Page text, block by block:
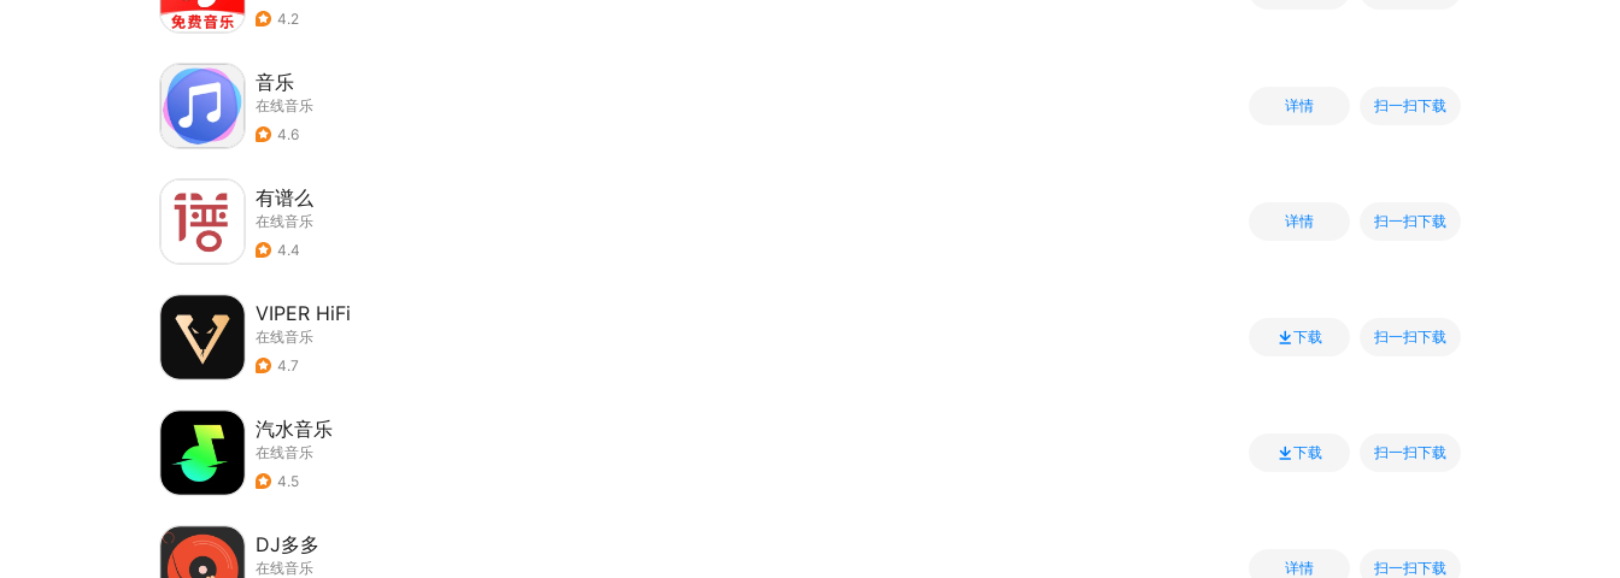
4.2
音乐
在线音乐
4.6
详情 扫一扫下载
有谱么
在线音乐
4.4
详情 扫一扫下载
VIPER HiFi
在线音乐
4.7
下载 扫一扫下载
汽水音乐
在线音乐
4.5
下载 扫一扫下载
DJ多多
在线音乐
详情 扫一扫下载